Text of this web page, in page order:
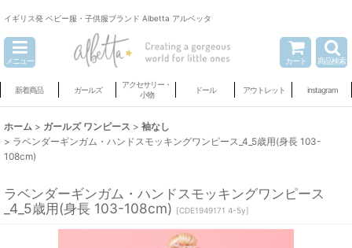
イギリス発 ベビー服・子供服ブランド Albetta アルベッタ
メニュー カート 商品検索
新着商品 ガールズ
アクセサリー・
小物
ドール アウトレット instagram
ホーム > ガールズ ワンピース > 袖なし
> ラベンダーギンガム・ハンドスモッキングワンピース_4_5歳用(身長 103-
108cm)
ラベンダーギンガム・ハンドスモッキングワンピース
_4_5歳用(身長 103-108cm) [CDE1949171 4-5y]